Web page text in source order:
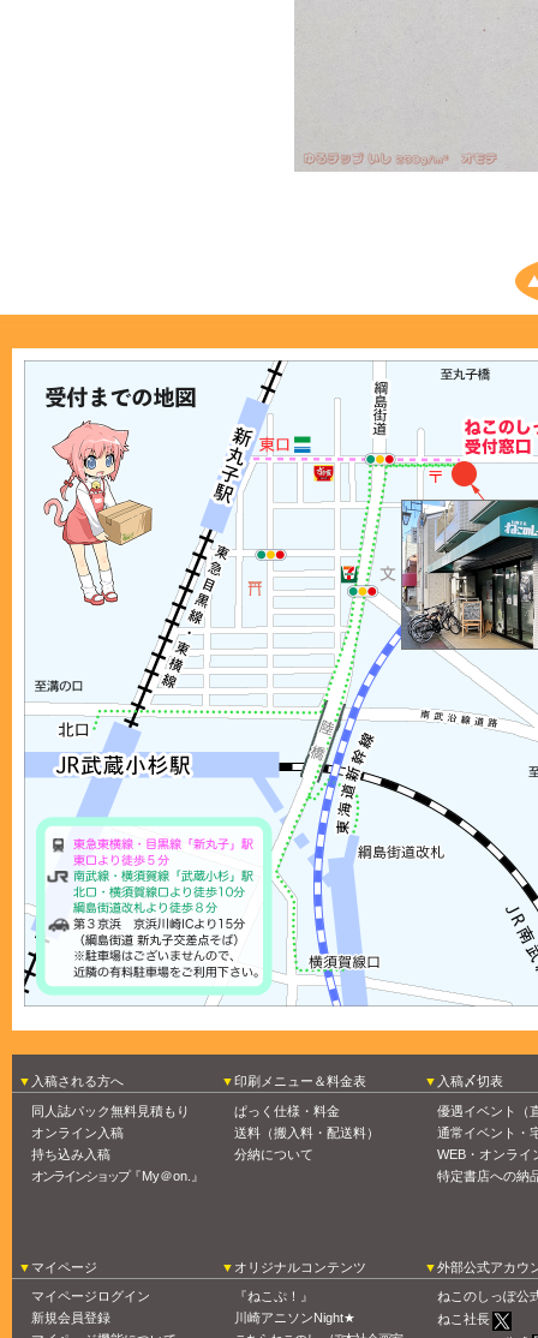
入稿される方へ
同人誌パック無料見積もり
オンライン入稿
持ち込み入稿
オンラインショップ『My＠on.』
印刷メニュー＆料金表
ぱっく仕様・料金
送料（搬入料・配送料）
分納について
入稿〆切表
優遇イベント（
通常イベント・
WEB・オンライ
特定書店への納
マイページ
マイページログイン
新規会員登録
オリジナルコンテンツ
『ねこぷ！』
川崎アニソンNight★
外部公式アカウ
ねこのしっぽ公
ねこ社長